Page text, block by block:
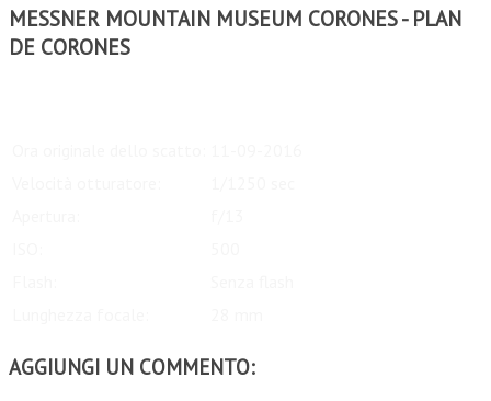
MESSNER MOUNTAIN MUSEUM CORONES - PLAN
DE CORONES
AGGIUNGI UN COMMENTO: